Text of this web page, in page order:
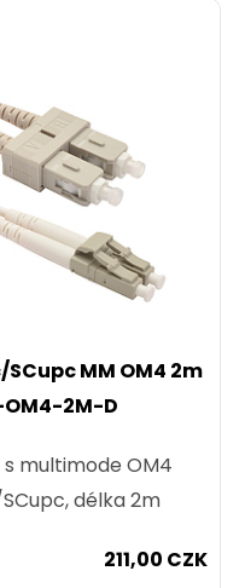
MM OM4 2m
OM4-2M-D
multimode OM4
délka 2m
211,00 CZK